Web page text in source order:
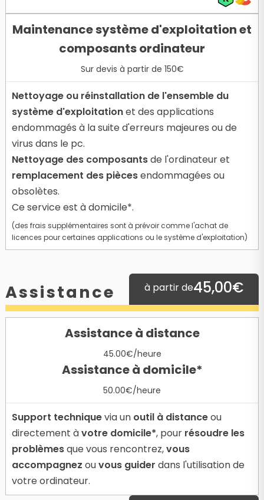
Maintenance système d'exploitation et
composants ordinateur
Sur devis à partir de 150€
Nettoyage ou réinstallation de l'ensemble du
système d'exploitationet des applications
endommagés à la suite d'erreurs majeures ou de
virus dans le pc.
Nettoyage des composantsde l'ordinateur et
remplacement des piècesendommagées ou
obsolètes.
Ce service est à domicile*.
(des frais supplémentaires sont à prévoir comme l'achat de
licences pour certaines applications ou le système d'exploitation)
Assistance à partir de45,00€
Assistance à distance
45.00€/heure
Assistance à domicile*
50.00€/heure
Support techniquevia un outil à distanceou
directement àvotre domicile*, pour résoudre les
problèmesque vous rencontrez,vous
accompagnez ouvous guider dans l'utilisation de
votre ordinateur.